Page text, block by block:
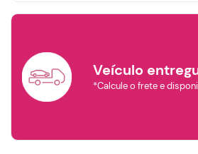
Veículo
*Calcule o frete e